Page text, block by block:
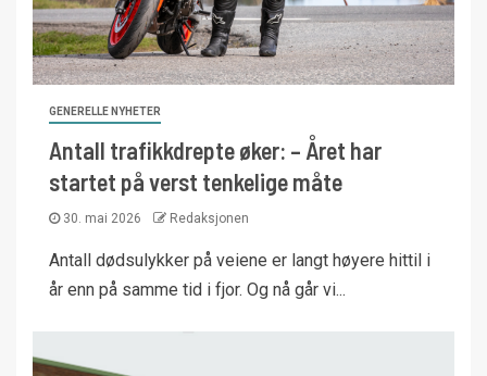
GENERELLE NYHETER
Antall trafikkdrepte øker: – Året har
startet på verst tenkelige måte
30. mai 2026 Redaksjonen
Antall dødsulykker på veiene er langt høyere hittil i
år enn på samme tid i fjor. Og nå går vi...